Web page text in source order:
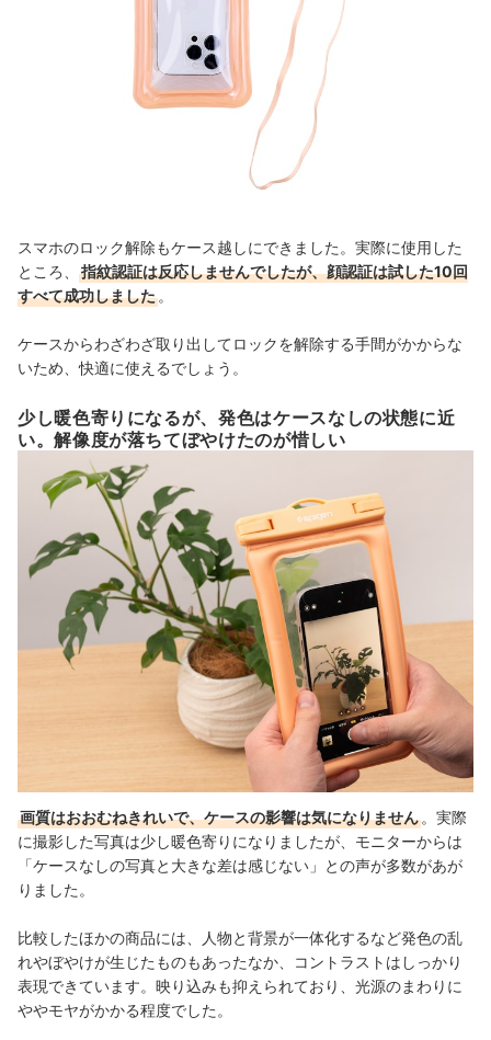
スマホのロック解除もケース越しにできました。実際に使用した
ところ、
指紋認証は反応しませんでしたが、顔認証は試した10回
すべて成功しました 。
ケースからわざわざ取り出してロックを解除する手間がかからな
いため、快適に使えるでしょう。
少し暖色寄りになるが、発色はケースなしの状態に近
い。解像度が落ちてぼやけたのが惜しい
画質はおおむねきれいで、ケースの影響は気になりません 。実際
に撮影した写真は少し暖色寄りになりましたが、モニターからは
「ケースなしの写真と大きな差は感じない」との声が多数があが
りました。
比較したほかの商品には、人物と背景が一体化するなど発色の乱
れやぼやけが生じたものもあったなか、コントラストはしっかり
表現できています。映り込みも抑えられており、光源のまわりに
ややモヤがかかる程度でした。